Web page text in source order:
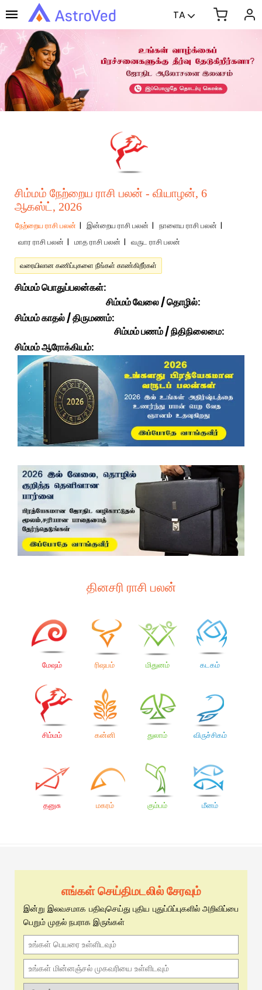
TA
சிம்மம் நேற்றைய ராசி பலன் - வியாழன், 6
ஆகஸ்ட், 2026
நேற்றைய ராசி பலன் | இன்றைய ராசி பலன் | நாளைய ராசி பலன் |
வார ராசி பலன் | மாத ராசி பலன் | வருட ராசி பலன்
வரையிலான கணிப்புகளை நீங்கள் காண்கிறீர்கள்
சிம்மம் பொதுப்பலன்கள்:
சிம்மம் வேலை / தொழில்:
சிம்மம் காதல் / திருமணம்:
சிம்மம் பணம் / நிதிநிலைமை:
சிம்மம் ஆரோக்கியம்:
தினசரி ராசி பலன்
மேஷம் ரிஷபம் மிதுனம் கடகம்
சிம்மம் கன்னி துலாம் விருச்சிகம்
தனுசு மகரம் கும்பம் மீனம்
எங்கள் செய்திமடலில் சேரவும்
இன்று இலவசமாக பதிவுசெய்து புதிய புதுப்பிப்புகளில் அறிவிப்பை
பெறும் முதல் நபராக இருங்கள்